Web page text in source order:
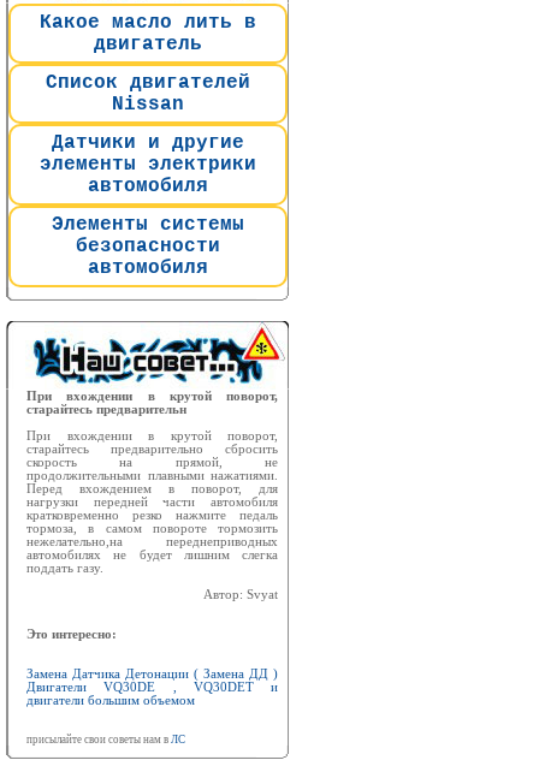
Какое масло лить в
двигатель
Список двигателей
Nissan
Датчики и другие
элементы электрики
автомобиля
Элементы системы
безопасности
автомобиля
При вхождении в крутой поворот,
старайтесь предварительн
При вхождении в крутой поворот,
старайтесь предварительно сбросить
скорость на прямой, не
продолжительными плавными нажатиями.
Перед вхождением в поворот, для
нагрузки передней части автомобиля
кратковременно резко нажмите педаль
тормоза, в самом повороте тормозить
нежелательно,на переднеприводных
автомобилях не будет лишним слегка
поддать газу.
Автор: Svyat
Это интересно:
Замена Датчика Детонации ( Замена ДД )
Двигатели VQ30DE , VQ30DET и
двигатели большим объемом
присылайте свои советы нам в ЛС